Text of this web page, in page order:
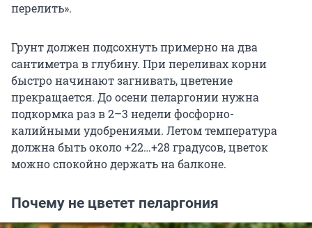
перелить».
Грунт должен подсохнуть примерно на два
сантиметра в глубину. При переливах корни
быстро начинают загнивать, цветение
прекращается. До осени пеларгонии нужна
подкормка раз в 2–3 недели фосфорно-
калийными удобрениями. Летом температура
должна быть около +22…+28 градусов, цветок
можно спокойно держать на балконе.
Почему не цветет пеларгония